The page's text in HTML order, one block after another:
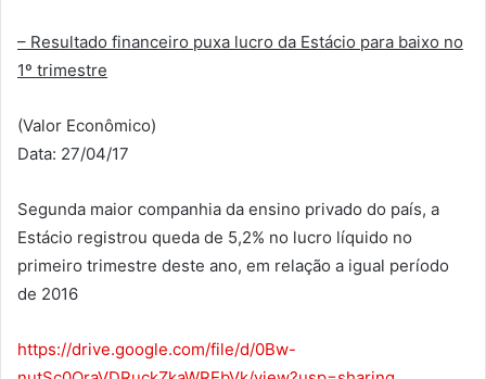
– Resultado financeiro puxa lucro da Estácio para baixo no
1º trimestre
(Valor Econômico)
Data: 27/04/17
Segunda maior companhia da ensino privado do país, a
Estácio registrou queda de 5,2% no lucro líquido no
primeiro trimestre deste ano, em relação a igual período
de 2016
https://drive.google.com/file/d/0Bw-